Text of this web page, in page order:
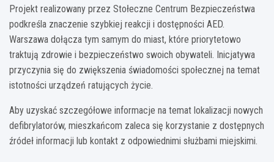
Projekt realizowany przez Stołeczne Centrum Bezpieczeństwa
podkreśla znaczenie szybkiej reakcji i dostępności AED.
Warszawa dołącza tym samym do miast, które priorytetowo
traktują zdrowie i bezpieczeństwo swoich obywateli. Inicjatywa
przyczynia się do zwiększenia świadomości społecznej na temat
istotności urządzeń ratujących życie.
Aby uzyskać szczegółowe informacje na temat lokalizacji nowych
defibrylatorów, mieszkańcom zaleca się korzystanie z dostępnych
źródeł informacji lub kontakt z odpowiednimi służbami miejskimi.